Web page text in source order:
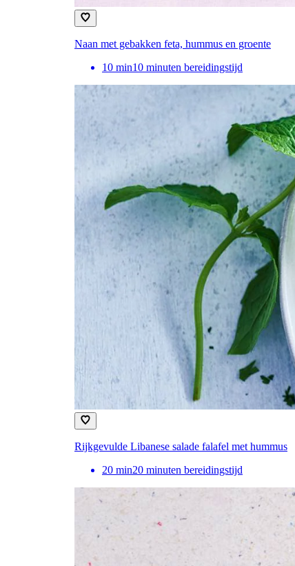
Naan met gebakken feta, hummus en groente
10 min10 minuten bereidingstijd
Rijkgevulde Libanese salade falafel met hummus
20 min20 minuten bereidingstijd